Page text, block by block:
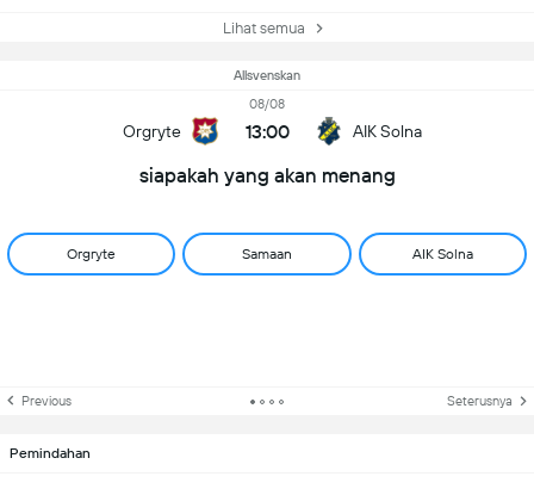
Lihat semua
Allsvenskan
Orgryte
08/08
13:00 AIK Solna
siapakah yang akan menang
Orgryte Samaan AIK Solna
Previous Seterusnya
Pemindahan